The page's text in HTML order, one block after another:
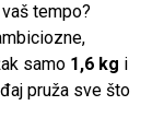
tempo?
samo 1,6 kg i
pruža sve što